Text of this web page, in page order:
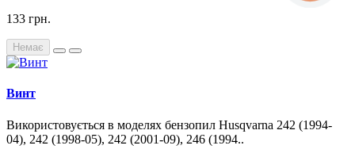
133 грн.
Немає
Винт
Використовується в моделях бензопил Husqvarna 242 (1994-
04), 242 (1998-05), 242 (2001-09), 246 (1994..